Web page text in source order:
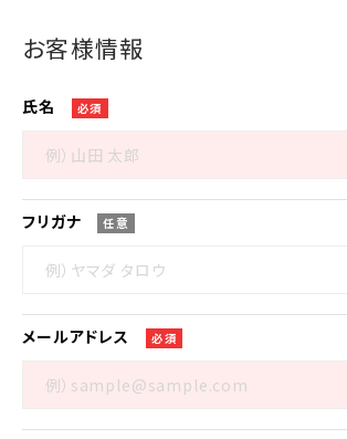
お客様情報
氏名 必須
フリガナ 任意
メールアドレス 必須